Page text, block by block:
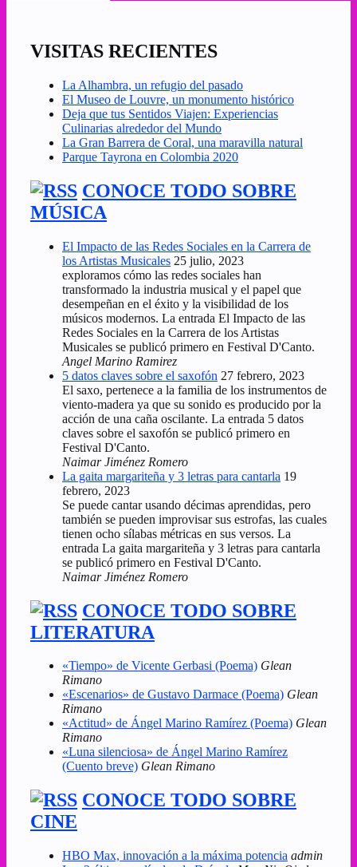
VISITAS RECIENTES
La Alhambra, un refugio del pasado
El Museo de Louvre, un monumento histórico
Deja que tus Sentidos Viajen: Experiencias
Culinarias alrededor del Mundo
La Gran Barrera de Coral, una maravilla natural
Parque Tayrona en Colombia 2020
CONOCE TODO SOBRE
MÚSICA
El Impacto de las Redes Sociales en la Carrera de
los Artistas Musicales 25 julio, 2023
exploramos cómo las redes sociales han
transformado la industria musical y el papel que
desempeñan en el éxito y la visibilidad de los
músicos modernos. La entrada El Impacto de las
Redes Sociales en la Carrera de los Artistas
Musicales se publicó primero en Festival D'Canto.
Angel Marino Ramirez
5 datos claves sobre el saxofón 27 febrero, 2023
El saxo, pertenece a la familia de los instrumentos de
viento-madera ya que su sonido es producido por la
acción de una caña oscilante. La entrada 5 datos
claves sobre el saxofón se publicó primero en
Festival D'Canto.
Naimar Jiménez Romero
La gaita margariteña y 3 letras para cantarla 19
febrero, 2023
Se puede cantar usando décimas aprendidas, pero
también se pueden improvisar sus estrofas, las cuales
tienen ocho sílabas métricas en sus versos. La
entrada La gaita margariteña y 3 letras para cantarla
se publicó primero en Festival D'Canto.
Naimar Jiménez Romero
CONOCE TODO SOBRE
LITERATURA
«Tiempo» de Vicente Gerbasi (Poema) Glean
Rimano
«Escenarios» de Gustavo Darmace (Poema) Glean
Rimano
«Actitud» de Ángel Marino Ramírez (Poema) Glean
Rimano
«Luna silenciosa» de Ángel Marino Ramírez
(Cuento breve) Glean Rimano
CONOCE TODO SOBRE
CINE
HBO Max, innovación a la máxima potencia admin